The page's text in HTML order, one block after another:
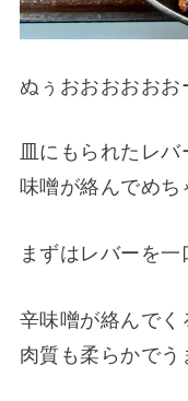
ぬぅおおおおおお
皿にもられたレ
味噌が絡んでめち
まずはレバーを一
辛味噌が絡んで
肉質も柔らかでう